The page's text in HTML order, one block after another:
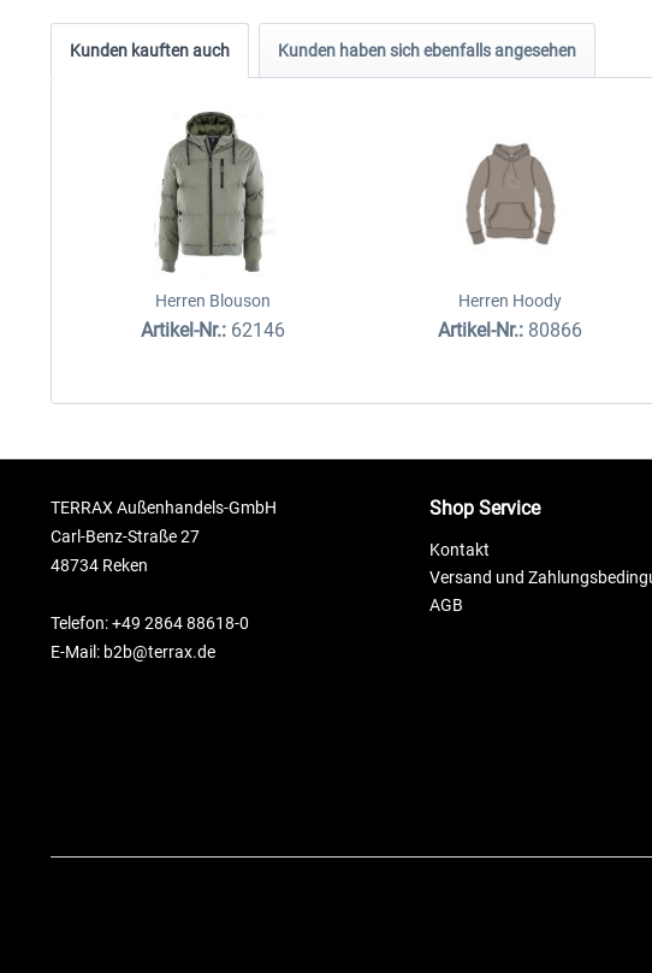
Kunden kauften auch Kunden haben sich ebenfalls angesehen
Herren Blouson
Artikel-Nr.: 62146
Herren Hoody
Artikel-Nr.: 80866
TERRAX Außenhandels-GmbH
Carl-Benz-Straße 27
48734 Reken
Telefon: +49 2864 88618-0
E-Mail: b2b@terrax.de
Shop Service
Kontakt
Versand und
AGB